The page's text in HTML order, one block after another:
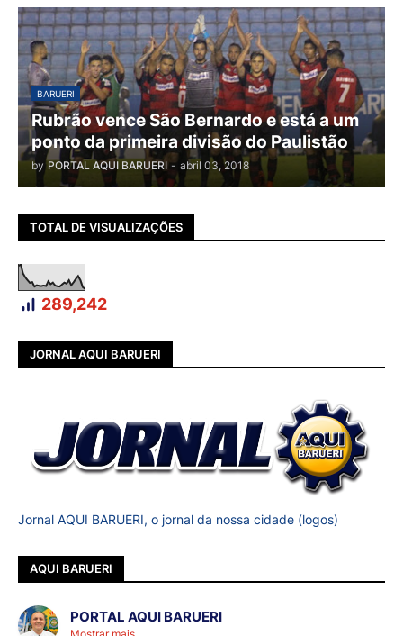
BARUERI
Rubrão vence São Bernardo e está a um
ponto da primeira divisão do Paulistão
by PORTAL AQUI BARUERI - abril 03, 2018
TOTAL DE VISUALIZAÇÕES
289,242
JORNAL AQUI BARUERI
Jornal AQUI BARUERI, o jornal da nossa cidade (logos)
AQUI BARUERI
PORTAL AQUI BARUERI